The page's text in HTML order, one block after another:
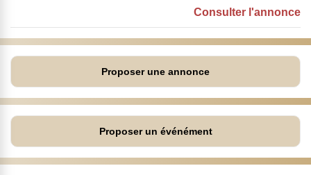
Consulter l'annonce
Proposer une annonce
Proposer un événément